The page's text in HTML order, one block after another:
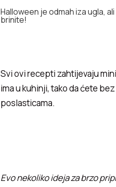
Halloween je odmah iza ugla,
brinite!
Svi ovi recepti zahtijevaju
ima u kuhinji, tako da ćete
poslasticama.
Evo nekoliko ideja za brzo